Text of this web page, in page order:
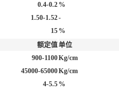
0.4-0.2 %
1.50-1.52-
15 %
额定值单位
900-1100Kg/cm
45000-65000Kg/cm
4-5.5 %